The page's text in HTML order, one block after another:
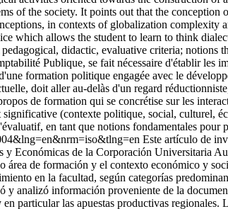
of the society. It points out that the
in contexts of globalization complexity
which allows the student to learn to think
didactic, evaluative criteria; notions
Publique, se fait nécessaire d'établir les
formation politique engagée avec le
doit aller au-delàs d'un regard
de formation qui se concrétise sur les
(contexte politique, social, culturel,
en tant que notions fondamentales
Este artículo de
Económicas de la Corporación Universitaria
de formación y el contexto económico y
en la facultad, según categorías
analizó información proveniente de la
particular las apuestas productivas